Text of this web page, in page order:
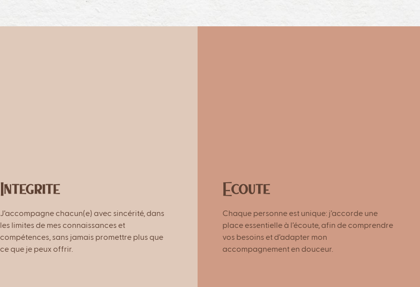
Integrite
J’accompagne chacun(e) avec sincérité, dans
les limites de mes connaissances et
compétences, sans jamais promettre plus que
ce que je peux offrir.
Ecoute
Chaque personne est unique: j’accorde une
place essentielle à l’écoute, afin de comprendre
vos besoins et d’adapter mon
accompagnement en douceur.